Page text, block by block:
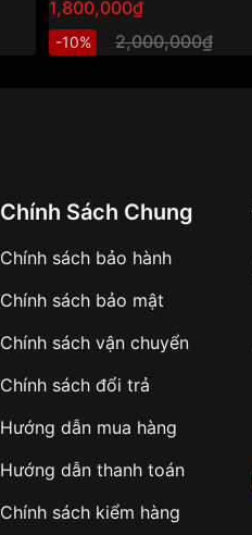
1,800,000₫
-10% 2,000,000₫
Chính Sách Chung
Chính sách bảo hành
Chính sách bảo mật
Chính sách vận chuyển
Chính sách đổi trả
Hướng dẫn mua hàng
Hướng dẫn thanh toán
Chính sách kiểm hàng